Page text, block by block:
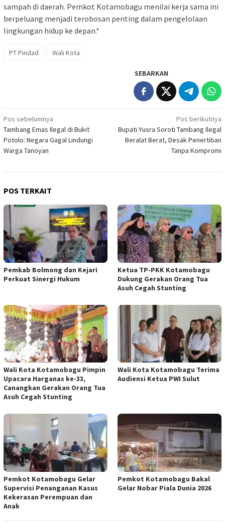
sampah di daerah. Pemkot Kotamobagu menilai kerja sama ini
berpeluang menjadi terobosan penting dalam pengelolaan
lingkungan hidup ke depan.*
PT Pindad Wali Kota
SEBARKAN
Navigasi
pos
Pos sebelumnya
Tambang Emas Ilegal di Bukit
Potolo: Negara Gagal Lindungi
Warga Tanoyan
Pos berikutnya
Bupati Yusra Soroti Tambang Ilegal
Beralat Berat, Desak Penertiban
Tanpa Kompromi
POS TERKAIT
Pemkab Bolmong dan Kejari
Perkuat Sinergi Hukum
Ketua TP-PKK Kotamobagu
Dukung Gerakan Orang Tua
Asuh Cegah Stunting
Wali Kota Kotamobagu Pimpin
Upacara Harganas ke-33,
Canangkan Gerakan Orang Tua
Asuh Cegah Stunting
Wali Kota Kotamobagu Terima
Audiensi Ketua PWI Sulut
Pemkot Kotamobagu Gelar
Supervisi Penanganan Kasus
Kekerasan Perempuan dan
Anak
Pemkot Kotamobagu Bakal
Gelar Nobar Piala Dunia 2026